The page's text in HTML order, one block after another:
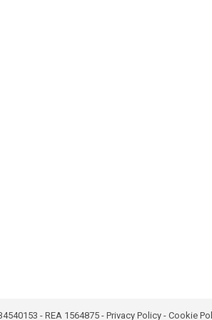
- REA 1564875 - Privacy Policy - Cookie